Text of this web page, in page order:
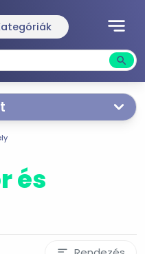
notes
search
magad!
és